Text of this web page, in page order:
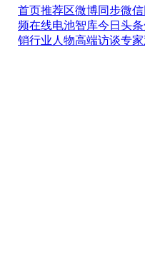
首页推荐区微博同步微
频在线电池智库今日头条
销行业人物高端访谈专